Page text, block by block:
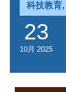
科技教育
23
10月 2025